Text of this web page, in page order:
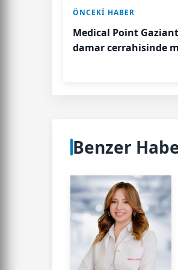
ÖNCEKI HABER
Medical Point
damar cerrahisinde
Benzer